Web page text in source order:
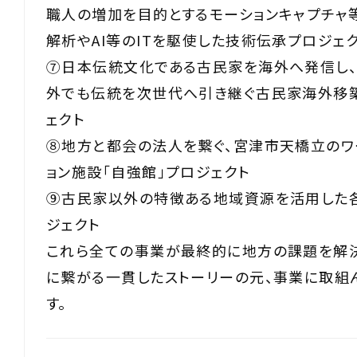
職人の増加を目的とするモーションキャプチャ
解析やAI等のITを駆使した技術伝承プロジェ
⑦日本伝統文化である古民家を海外へ発信し
外でも伝統を次世代へ引き継ぐ古民家海外移
ェクト
⑧地方と都会の法人を繋ぐ、宮津市天橋立の
ョン施設「自強館」プロジェクト
⑨古民家以外の特徴ある地域資源を活用した
ジェクト
これら全ての事業が最終的に地方の課題を解
に繋がる一貫したストーリーの元、事業に取組
す。